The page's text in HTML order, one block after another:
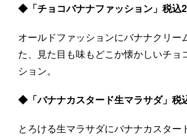
◆「チョコバナナファッション」税込
オールドファッションにバナナクリー
た、見た目も味もどこか懐かしいチョ
ション。
◆「バナナカスタード生マラサダ」税
とろける生マラサダにバナナカスター